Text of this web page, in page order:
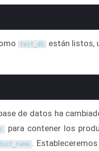
test_db
están listos,
de datos ha
para contener los
.